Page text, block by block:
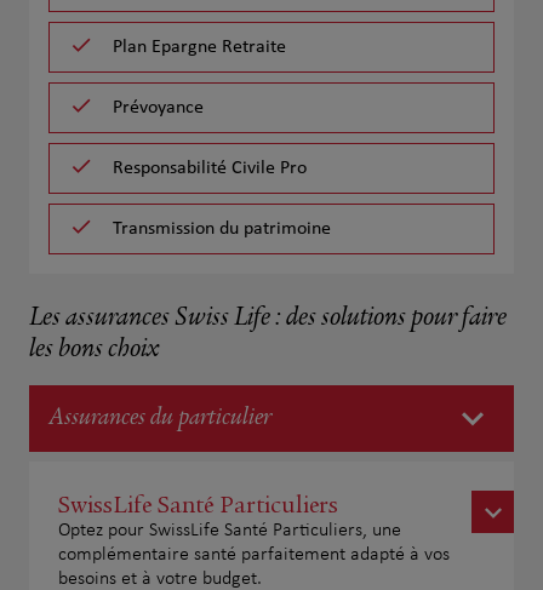
Plan Epargne Retraite
Prévoyance
Responsabilité Civile Pro
Transmission du patrimoine
Les assurances Swiss Life : des solutions pour faire
les bons choix
Assurances du particulier
SwissLife Santé Particuliers
Optez pour SwissLife Santé Particuliers, une
complémentaire santé parfaitement adapté à vos
besoins et à votre budget.